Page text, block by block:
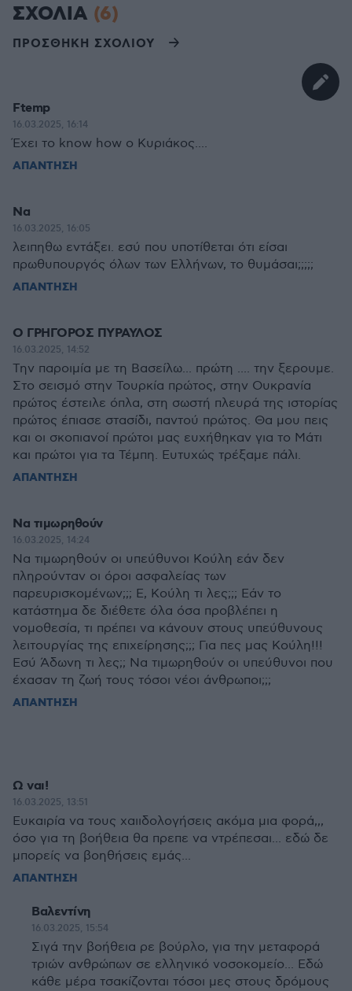
ΣΧΟΛΙΑ (6)
ΠΡΟΣΘΗΚΗ ΣΧΟΛΙΟΥ
Ftemp
16.03.2025, 16:14
Έχει το know how ο Κυριάκος....
ΑΠΑΝΤΗΣΗ
Να
16.03.2025, 16:05
λειπηθω εντάξει. εσύ που υποτίθεται ότι είσαι
πρωθυπουργός όλων των Ελλήνων, το θυμάσαι;;;;;
ΑΠΑΝΤΗΣΗ
Ο ΓΡΗΓΟΡΟΣ ΠΥΡΑΥΛΟΣ
16.03.2025, 14:52
Την παροιμία με τη Βασείλω... πρώτη .... την ξερουμε.
Στο σεισμό στην Τουρκία πρώτος, στην Ουκρανία
πρώτος έστειλε όπλα, στη σωστή πλευρά της ιστορίας
πρώτος έπιασε στασίδι, παντού πρώτος. Θα μου πεις
και οι σκοπιανοί πρώτοι μας ευχήθηκαν για το Μάτι
και πρώτοι για τα Τέμπη. Ευτυχώς τρέξαμε πάλι.
ΑΠΑΝΤΗΣΗ
Να τιμωρηθούν
16.03.2025, 14:24
Να τιμωρηθούν οι υπεύθυνοι Κούλη εάν δεν
πληρούνταν οι όροι ασφαλείας των
παρευρισκομένων;;; Ε, Κούλη τι λες;;; Εάν το
κατάστημα δε διέθετε όλα όσα προβλέπει η
νομοθεσία, τι πρέπει να κάνουν στους υπεύθυνους
λειτουργίας της επιχείρησης;;; Για πες μας Κούλη!!!
Εσύ Άδωνη τι λες;; Να τιμωρηθούν οι υπεύθυνοι που
έχασαν τη ζωή τους τόσοι νέοι άνθρωποι;;;
ΑΠΑΝΤΗΣΗ
Ω ναι!
16.03.2025, 13:51
Ευκαιρία να τους χαιιδολογήσεις ακόμα μια φορά,,,
όσο για τη βοήθεια θα πρεπε να ντρέπεσαι... εδώ δε
μπορείς να βοηθήσεις εμάς...
ΑΠΑΝΤΗΣΗ
Βαλεντίνη
16.03.2025, 15:54
Σιγά την βοήθεια ρε βούρλο, για την μεταφορά
τριών ανθρώπων σε ελληνικό νοσοκομείο... Εδώ
κάθε μέρα τσακίζονται τόσοι μες στους δρόμους